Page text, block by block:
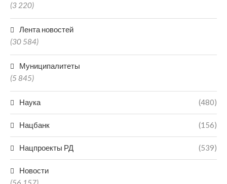
(3 220)
Лента новостей
(30 584)
Муниципалитеты
(5 845)
Наука (480)
Нацбанк (156)
Нацпроекты РД (539)
Новости